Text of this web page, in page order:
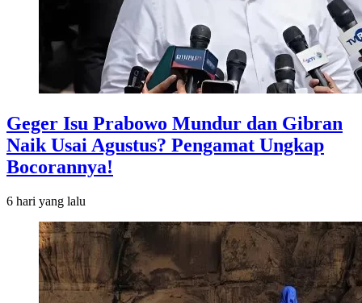
Geger Isu Prabowo Mundur dan Gibran
Naik Usai Agustus? Pengamat Ungkap
Bocorannya!
6 hari yang lalu